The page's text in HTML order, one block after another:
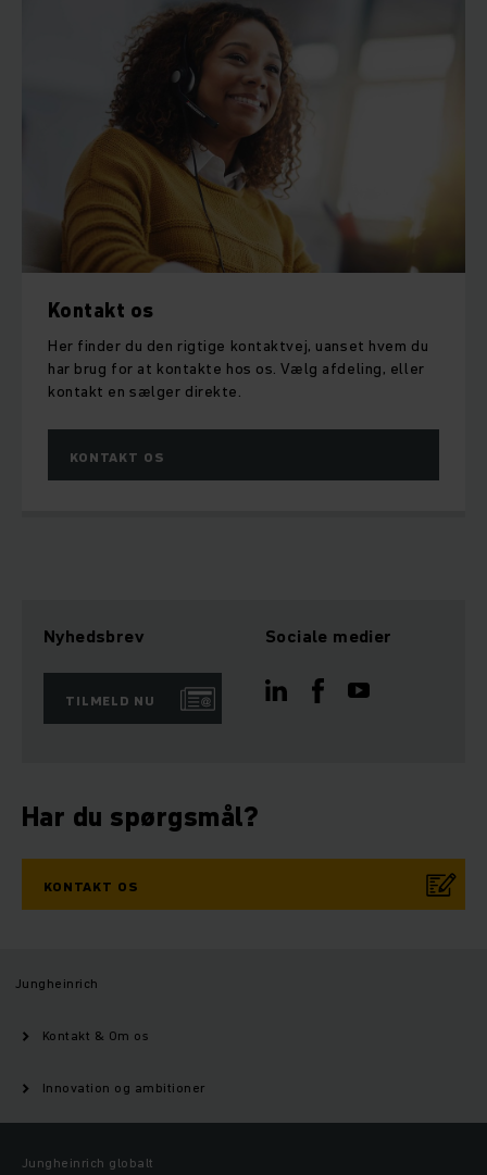
Kontakt os
Her finder du den rigtige kontaktvej, uanset hvem du
har brug for at kontakte hos os. Vælg afdeling, eller
kontakt en sælger direkte.
KONTAKT OS
Nyhedsbrev
TILMELD NU
Sociale medier
Har du spørgsmål?
KONTAKT OS
Jungheinrich
Kontakt & Om os
Innovation og ambitioner
Jungheinrich globalt